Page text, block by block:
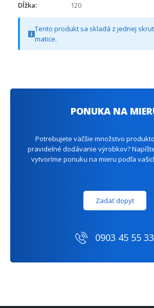
Dĺžka:
120
Tento produkt sa skladá z jednej
matice.
PONUKA NA
Potrebujete väčšie množstvo
pravidelné dodávanie výrobkov?
vytvoríme ponuku na mieru podľa
Zadať dopyt
0903 45 55 33